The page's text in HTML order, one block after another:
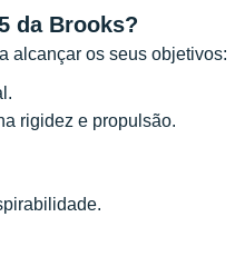
da Brooks?
alcançar os seus objetivos:
rigidez e propulsão.